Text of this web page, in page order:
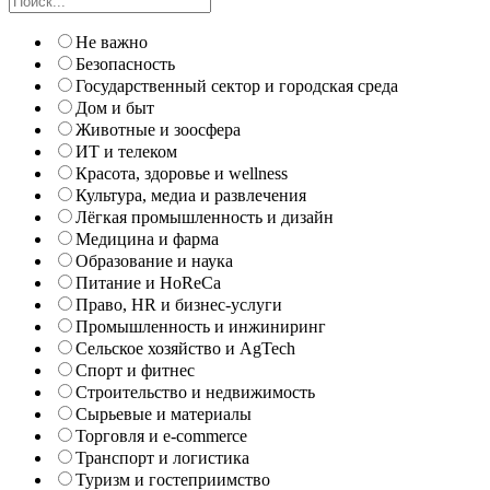
Не важно
Безопасность
Государственный сектор и городская среда
Дом и быт
Животные и зоосфера
ИТ и телеком
Красота, здоровье и wellness
Культура, медиа и развлечения
Лёгкая промышленность и дизайн
Медицина и фарма
Образование и наука
Питание и HoReCa
Право, HR и бизнес-услуги
Промышленность и инжиниринг
Сельское хозяйство и AgTech
Спорт и фитнес
Строительство и недвижимость
Сырьевые и материалы
Торговля и e-commerce
Транспорт и логистика
Туризм и гостеприимство